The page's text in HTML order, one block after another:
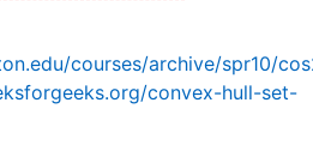
courses/archive/spr10/
convex-hull-set-